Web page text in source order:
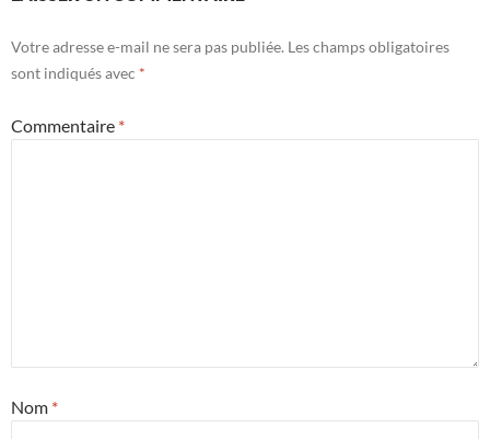
Votre adresse e-mail ne sera pas publiée. Les champs obligatoires
sont indiqués avec *
Commentaire *
Nom *